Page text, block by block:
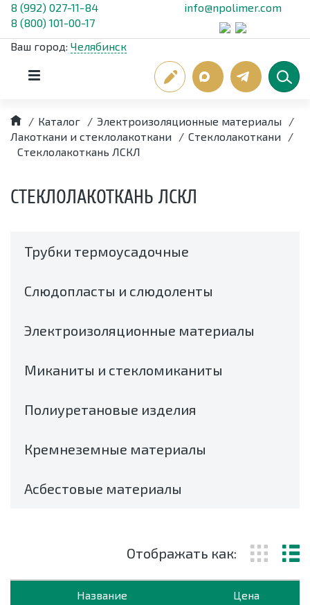
8 (992) 027-11-84
8 (800) 101-00-17
info@npolimer.com
Ваш город: Челябинск
/ Каталог / Электроизоляционные материалы
/
Лакоткани и стеклолакоткани
/ Стеклолакоткани
/
Стеклолакоткань ЛСКЛ
СТЕКЛОЛАКОТКАНЬ ЛСКЛ
Отображать как:
Название Цена
Трубки термоусадочные
Слюдопласты и слюдоленты
Электроизоляционные материалы
Миканиты и стекломиканиты
Полиуретановые изделия
Кремнеземные материалы
Асбестовые материалы